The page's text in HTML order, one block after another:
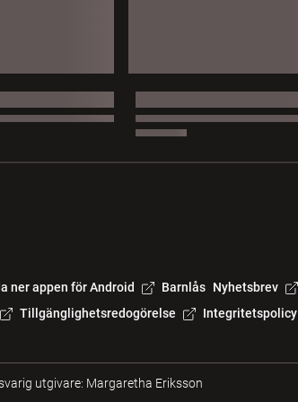
ner appen för Android Barnlås Nyhetsbrev
Tillgänglighetsredogörelse Integritetspolicy
utgivare: Margaretha Eriksson